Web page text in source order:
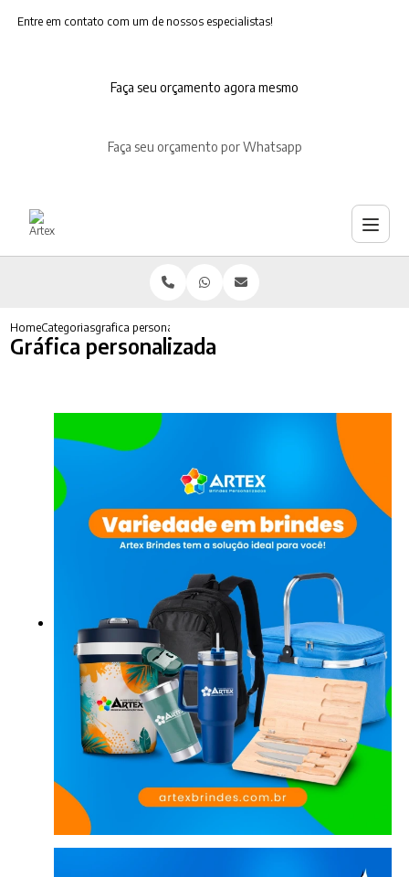
Entre em contato com um de nossos especialistas!
Faça seu orçamento agora mesmo
Faça seu orçamento por Whatsapp
HomeCategoriasgrafica personalizada
Gráfica personalizada